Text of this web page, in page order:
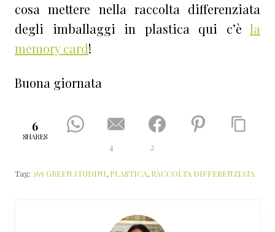
cosa mettere nella raccolta differenziata
degli imballaggi in plastica qui c’è la
memory card!
Buona giornata
6
SHARES
4 2
Tag: 365 GREEN.ITUDINI, PLASTICA, RACCOLTA DIFFERENZIATA